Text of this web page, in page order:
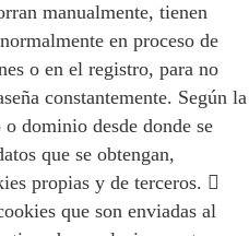
manualmente, tienen
en proceso de
o en el registro, para no
constantemente. Según la
dominio desde donde se
que se obtengan,
propias y de terceros. 
que son enviadas al